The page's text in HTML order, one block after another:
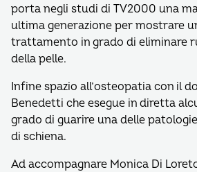
porta negli studi di TV2000 una
ultima generazione per mostrare
trattamento in grado di eliminare
della pelle.
Infine spazio all’osteopatia con il
Benedetti che esegue in diretta
grado di guarire una delle
di schiena.
Ad accompagnare Monica Di